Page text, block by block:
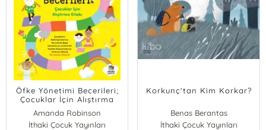
Öfke Yönetimi Becerileri;
Çocuklar İçin Alıştırma
Kitabı
Amanda Robinson
İthaki Çocuk Yayınları
Korkunç'tan Kim Korkar?
Benas Berantas
İthaki Çocuk Yayınları